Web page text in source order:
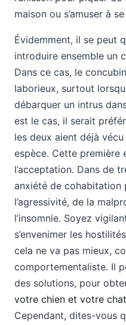
maison ou s’amuser à
Évidemment, il se peut
introduire ensemble un
Dans ce cas, le
laborieux, surtout
débarquer un intrus
est le cas, il serait
les deux aient déjà
espèce. Cette première
l’acceptation. Dans de
anxiété de cohabitation
l’agressivité, de la
l’insomnie. Soyez
s’envenimer les
cela ne va pas mieux,
comportementaliste. Il
des solutions, pour
votre chien et votre chat
Cependant, dites-vous